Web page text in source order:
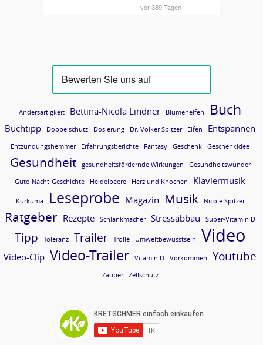
Andersartigkeit Bettina-Nicola Lindner Blumenelfen Buch
Buchtipp Doppelschutz Dosierung Dr. Volker Spitzer Elfen Entspannen
Entzündungshemmer Erfahrungsberichte Fantasy Geschenk Geschenkidee
Gesundheit gesundheitsfördernde Wirkungen Gesundheitswunder
Gute-Nacht-Geschichte Heidelbeere Herz und Knochen Klaviermusik
Kurkuma Leseprobe Magazin Musik Nicole Spitzer
Ratgeber Rezepte Schlankmacher Stressabbau Super-Vitamin D
Tipp Toleranz Trailer Trolle Umweltbewusstsein Video
Video-Clip Video-Trailer Vitamin D Vorkommen Youtube
Zauber Zellschutz